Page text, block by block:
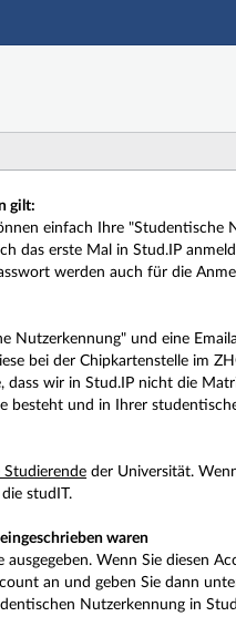
gilt:
einfach Ihre
das erste Mal in Stud.IP
werden auch für die
Nutzerkennung" und eine
bei der Chipkartenstelle im
dass wir in Stud.IP nicht die
besteht und in Ihrer
Studierende der Universität.
studIT.
waren
Wenn Sie diesen
an und geben Sie dann
Nutzerkennung in